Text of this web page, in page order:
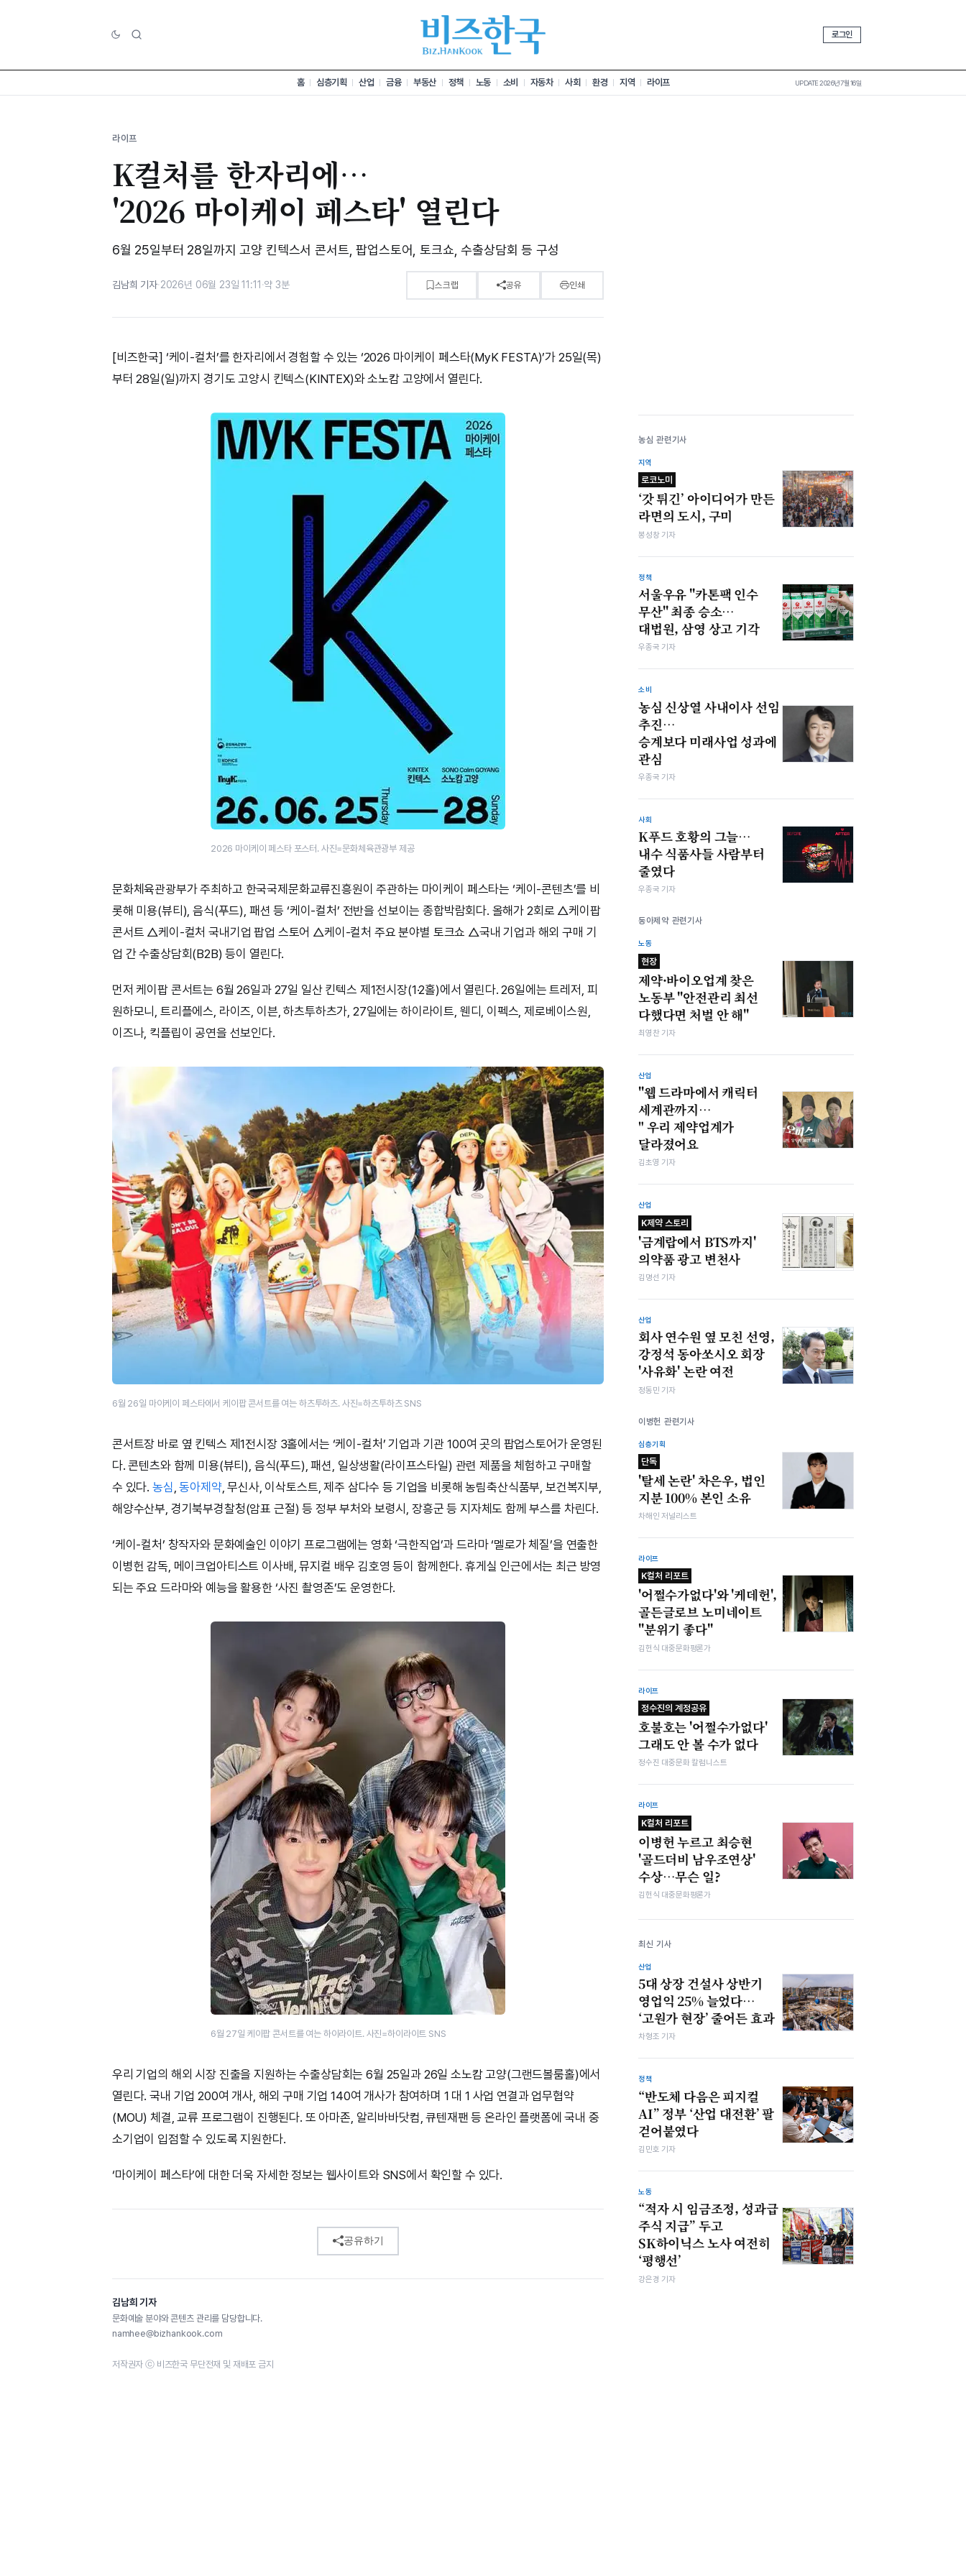
로그인
홈 심층기획 산업 금융 부동산 정책 노동 소비 자동차 사회 환경 지역 라이프 UPDATE 2026년 7월 16일
라이프
K컬처를 한자리에…
'2026 마이케이 페스타' 열린다
6월 25일부터 28일까지 고양 킨텍스서 콘서트, 팝업스토어, 토크쇼, 수출상담회 등 구성
김남희 기자·2026년 06월 23일 11:11 ·약 3분 스크랩 공유 인쇄
[비즈한국] ‘케이-컬처’를 한자리에서 경험할 수 있는 ‘2026 마이케이 페스타(MyK FESTA)’가 25일(목)
부터 28일(일)까지 경기도 고양시 킨텍스(KINTEX)와 소노캄 고양에서 열린다.
2026 마이케이 페스타 포스터. 사진=문화체육관광부 제공
문화체육관광부가 주최하고 한국국제문화교류진흥원이 주관하는 마이케이 페스타는 ‘케이-콘텐츠’를 비
롯해 미용(뷰티), 음식(푸드), 패션 등 ‘케이-컬처’ 전반을 선보이는 종합박람회다. 올해가 2회로 △케이팝
콘서트 △케이-컬처 국내기업 팝업 스토어 △케이-컬처 주요 분야별 토크쇼 △국내 기업과 해외 구매 기
업 간 수출상담회(B2B) 등이 열린다.
먼저 케이팝 콘서트는 6월 26일과 27일 일산 킨텍스 제1전시장(1·2홀)에서 열린다. 26일에는 트레저, 피
원하모니, 트리플에스, 라이즈, 이븐, 하츠투하츠가, 27일에는 하이라이트, 웬디, 이펙스, 제로베이스원,
이즈나, 킥플립이 공연을 선보인다.
6월 26일 마이케이 페스타에서 케이팝 콘서트를 여는 하츠투하츠. 사진=하츠투하츠 SNS
콘서트장 바로 옆 킨텍스 제1전시장 3홀에서는 ‘케이-컬처’ 기업과 기관 100여 곳의 팝업스토어가 운영된
다. 콘텐츠와 함께 미용(뷰티), 음식(푸드), 패션, 일상생활(라이프스타일) 관련 제품을 체험하고 구매할
수 있다. 농심 ,동아제약, 무신사, 이삭토스트, 제주 삼다수 등 기업을 비롯해 농림축산식품부, 보건복지부,
해양수산부, 경기북부경찰청(암표 근절) 등 정부 부처와 보령시, 장흥군 등 지자체도 함께 부스를 차린다.
‘케이-컬처’ 창작자와 문화예술인 이야기 프로그램에는 영화 ‘극한직업’과 드라마 ‘멜로가 체질’을 연출한
이병헌 감독, 메이크업아티스트 이사배, 뮤지컬 배우 김호영 등이 함께한다. 휴게실 인근에서는 최근 방영
되는 주요 드라마와 예능을 활용한 ‘사진 촬영존’도 운영한다.
6월 27일 케이팝 콘서트를 여는 하이라이트. 사진=하이라이트 SNS
우리 기업의 해외 시장 진출을 지원하는 수출상담회는 6월 25일과 26일 소노캄 고양(그랜드볼룸홀)에서
열린다. 국내 기업 200여 개사, 해외 구매 기업 140여 개사가 참여하며 1 대 1 사업 연결과 업무협약
(MOU) 체결, 교류 프로그램이 진행된다. 또 아마존, 알리바바닷컴, 큐텐재팬 등 온라인 플랫폼에 국내 중
소기업이 입점할 수 있도록 지원한다.
‘마이케이 페스타’에 대한 더욱 자세한 정보는 웹사이트와 SNS에서 확인할 수 있다.
공유하기
김남희 기자
문화예술 분야와 콘텐츠 관리를 담당합니다.
namhee@bizhankook.com
저작권자 ⓒ 비즈한국 무단전재 및 재배포 금지
농심 관련기사
지역
로코노미
‘갓 튀긴’ 아이디어가 만든
라면의 도시, 구미
봉성창 기자
정책
서울우유 "카톤팩 인수
무산" 최종 승소…
대법원, 삼영 상고 기각
우종국 기자
소비
농심 신상열 사내이사 선임
추진…
승계보다 미래사업 성과에
관심
우종국 기자
사회
K푸드 호황의 그늘…
내수 식품사들 사람부터
줄였다
우종국 기자
동아제약 관련기사
노동
현장
제약·바이오업계 찾은
노동부 "안전관리 최선
다했다면 처벌 안 해"
최영찬 기자
산업
"웹 드라마에서 캐릭터
세계관까지…
" 우리 제약업계가
달라졌어요
김초영 기자
산업
K제약 스토리
'금계랍에서 BTS까지'
의약품 광고 변천사
김명선 기자
산업
회사 연수원 옆 모친 선영,
강정석 동아쏘시오 회장
'사유화' 논란 여전
정동민 기자
이병헌 관련기사
심층기획
단독
'탈세 논란' 차은우, 법인
지분 100% 본인 소유
차해인 저널리스트
라이프
K컬처 리포트
'어쩔수가없다'와 '케데헌',
골든글로브 노미네이트
"분위기 좋다"
김헌식 대중문화평론가
라이프
정수진의 계정공유
호불호는 '어쩔수가없다'
그래도 안 볼 수가 없다
정수진 대중문화 칼럼니스트
라이프
K컬처 리포트
이병헌 누르고 최승현
'골드더비 남우조연상'
수상…무슨 일?
김헌식 대중문화평론가
최신 기사
산업
5대 상장 건설사 상반기
영업익 25% 늘었다…
‘고원가 현장’ 줄어든 효과
차형조 기자
정책
“반도체 다음은 피지컬
AI” 정부 ‘산업 대전환’ 팔
걷어붙였다
김민호 기자
노동
“적자 시 임금조정, 성과급
주식 지급” 두고
SK하이닉스 노사 여전히
‘평행선’
강은경 기자